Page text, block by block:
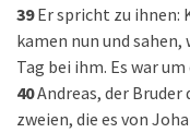
39 Er spricht zu ihnen:
kamen nun und
Tag bei ihm. Es war
40Andreas, der Bruder
zweien, die es von